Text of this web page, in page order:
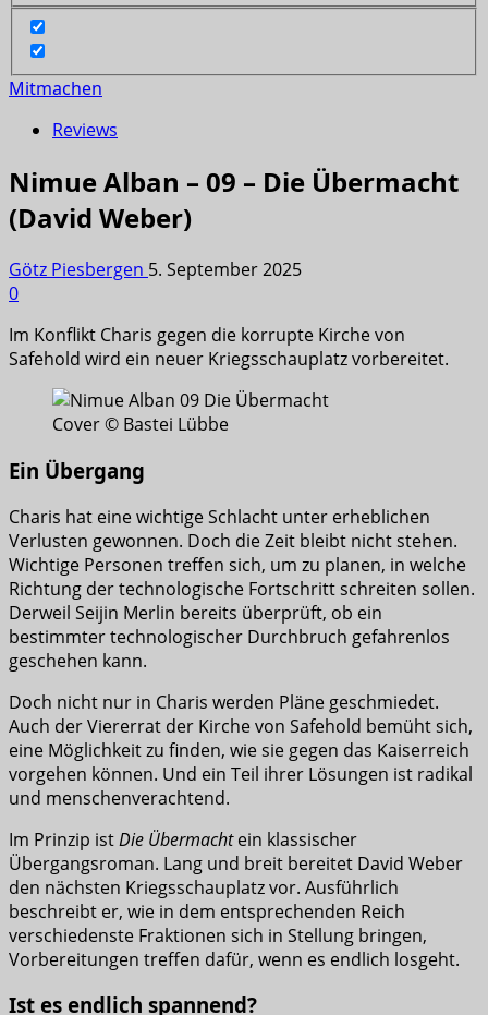
Mitmachen
Reviews
Nimue Alban – 09 – Die Übermacht
(David Weber)
Götz Piesbergen 5. September 2025
0
Im Konflikt Charis gegen die korrupte Kirche von
Safehold wird ein neuer Kriegsschauplatz vorbereitet.
Cover © Bastei Lübbe
Ein Übergang
Charis hat eine wichtige Schlacht unter erheblichen
Verlusten gewonnen. Doch die Zeit bleibt nicht stehen.
Wichtige Personen treffen sich, um zu planen, in welche
Richtung der technologische Fortschritt schreiten sollen.
Derweil Seijin Merlin bereits überprüft, ob ein
bestimmter technologischer Durchbruch gefahrenlos
geschehen kann.
Doch nicht nur in Charis werden Pläne geschmiedet.
Auch der Viererrat der Kirche von Safehold bemüht sich,
eine Möglichkeit zu finden, wie sie gegen das Kaiserreich
vorgehen können. Und ein Teil ihrer Lösungen ist radikal
und menschenverachtend.
Im Prinzip istDie Übermachtein klassischer
Übergangsroman. Lang und breit bereitet David Weber
den nächsten Kriegsschauplatz vor. Ausführlich
beschreibt er, wie in dem entsprechenden Reich
verschiedenste Fraktionen sich in Stellung bringen,
Vorbereitungen treffen dafür, wenn es endlich losgeht.
Ist es endlich spannend?